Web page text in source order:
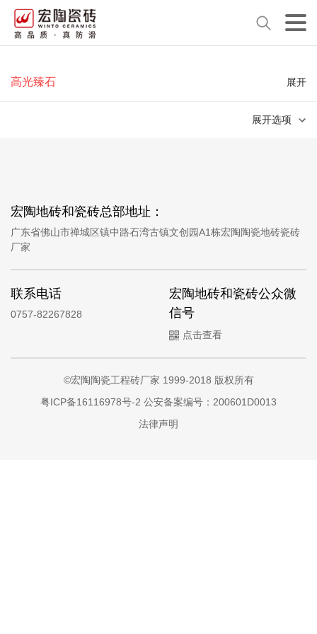
高光臻石 展开
展开选项
宏陶地砖和瓷砖总部地址：
广东省佛山市禅城区镇中路石湾古镇文创园A1栋宏陶陶瓷地砖瓷砖
厂家
联系电话
0757-82267828
宏陶地砖和瓷砖公众微
信号
点击查看
©宏陶陶瓷工程砖厂家 1999-2018 版权所有
粤ICP备16116978号-2 公安备案编号：200601D0013
法律声明